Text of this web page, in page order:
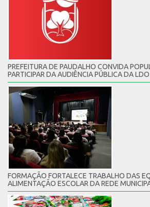
PREFEITURA DE PAUDALHO CONVIDA
PARTICIPAR DA AUDIÊNCIA PÚBLICA DA
FORMAÇÃO FORTALECE TRABALHO DAS
ALIMENTAÇÃO ESCOLAR DA REDE